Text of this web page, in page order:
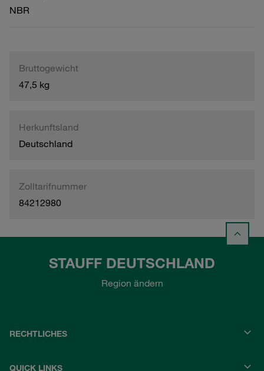
NBR
Bruttogewicht
47,5 kg
Herkunftsland
Deutschland
Zolltarifnummer
84212980
STAUFF DEUTSCHLAND
Region ändern
RECHTLICHES
QUICK LINKS